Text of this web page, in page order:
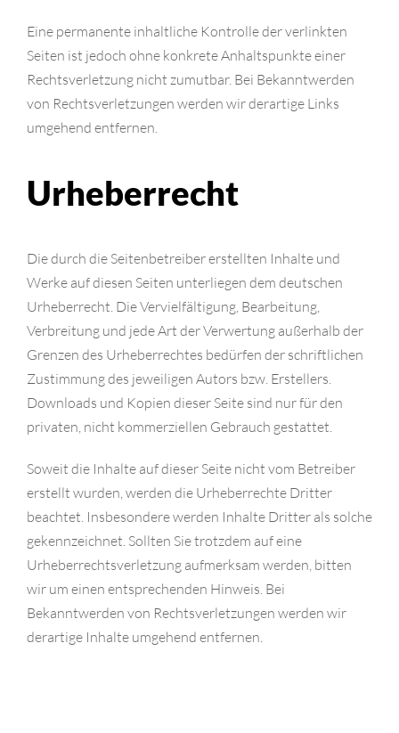
Eine permanente inhaltliche Kontrolle der verlinkten
Seiten ist jedoch ohne konkrete Anhaltspunkte einer
Rechtsverletzung nicht zumutbar. Bei Bekanntwerden
von Rechtsverletzungen werden wir derartige Links
umgehend entfernen.
Urheberrecht
Die durch die Seitenbetreiber erstellten Inhalte und
Werke auf diesen Seiten unterliegen dem deutschen
Urheberrecht. Die Vervielfältigung, Bearbeitung,
Verbreitung und jede Art der Verwertung außerhalb der
Grenzen des Urheberrechtes bedürfen der schriftlichen
Zustimmung des jeweiligen Autors bzw. Erstellers.
Downloads und Kopien dieser Seite sind nur für den
privaten, nicht kommerziellen Gebrauch gestattet.
Soweit die Inhalte auf dieser Seite nicht vom Betreiber
erstellt wurden, werden die Urheberrechte Dritter
beachtet. Insbesondere werden Inhalte Dritter als solche
gekennzeichnet. Sollten Sie trotzdem auf eine
Urheberrechtsverletzung aufmerksam werden, bitten
wir um einen entsprechenden Hinweis. Bei
Bekanntwerden von Rechtsverletzungen werden wir
derartige Inhalte umgehend entfernen.